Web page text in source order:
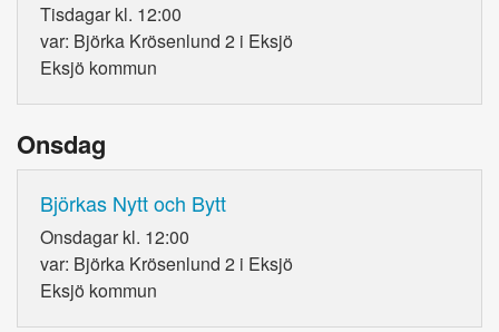
Tisdagar kl. 12:00
var: Björka Krösenlund 2 i Eksjö
Eksjö kommun
Onsdag
Björkas Nytt och Bytt
Onsdagar kl. 12:00
var: Björka Krösenlund 2 i Eksjö
Eksjö kommun